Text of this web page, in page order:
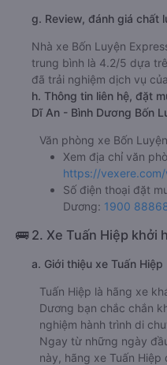
g. Review, đánh giá chất
Nhà xe Bốn Luyện
trung bình là 4.2/5 dựa
đã trải nghiệm dịch vụ
h. Thông tin liên hệ, đặt
Dĩ An - Bình Dương Bốn
Văn phòng xe Bốn
Xem địa chỉ văn
https://
Số điện thoại đặt
Dương: 1900
🚌 2. Xe Tuấn Hiệp khởi
a. Giới thiệu xe Tuấn Hiệp
Tuấn Hiệp là hãng xe
Dương bạn chắc chắn
nghiệm hành trình di
Ngay từ những ngày
này, hãng xe Tuấn